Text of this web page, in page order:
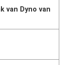
van Dyno van